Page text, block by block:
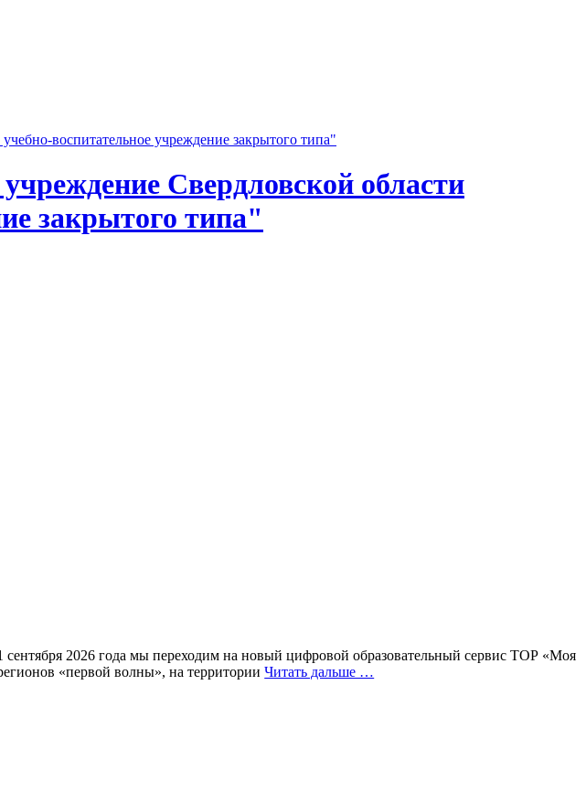
Свердловской области
закрытого типа"
сентября 2026 года мы переходим на новый цифровой образовательный сервис ТОР «Моя
«первой волны», на территорииЧитать дальше …